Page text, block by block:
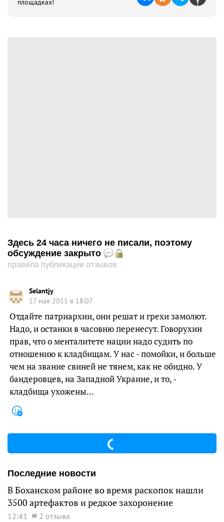
площадках!
Здесь 24 часа ничего не писали, поэтому
обсуждение закрыто
правила публикации отзывов
Selantjy
17 мая 2011 в 18:07
Отдайте патриархии, они решат и грехи замолют.
Надо, и останки в часовню перенесут. Говорухин
прав, что о менталитете нации надо судить по
отношению к кладбищам. У нас - помойки, и больше
чем на звание свиней не тянем, как не обидно. У
бандеровцев, на Западной Украине, и то, -
кладбища ухожены…
Последние новости
В Боханском районе во время раскопок нашли
3500 артефактов и редкое захоронение
12:41 2 отзыва